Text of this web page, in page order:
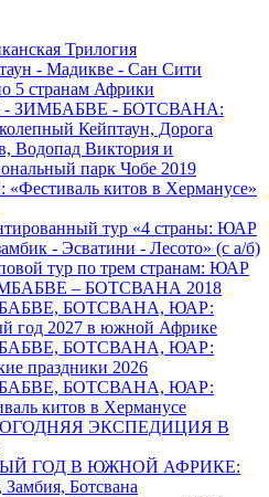
Трилогия
- Мадикве - Сан Сити
5 странам Африки
ЗИМБАБВЕ - БОТСВАНА:
Кейптаун, Дорога
Водопад Виктория и
парк Чобе 2019
китов в Херманусе»
тур «4 страны: ЮАР
- Эсватини - Лесото» (с а/б)
тур по трем странам: ЮАР
– БОТСВАНА 2018
БОТСВАНА, ЮАР:
год 2027 в южной Африке
БОТСВАНА, ЮАР:
праздники 2026
БОТСВАНА, ЮАР:
китов в Херманусе
ЭКСПЕДИЦИЯ В
ГОД В ЮЖНОЙ АФРИКЕ:
Ботсвана